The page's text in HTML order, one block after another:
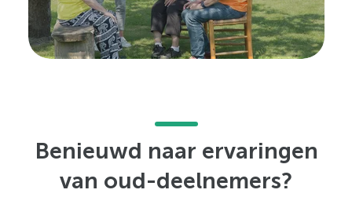
Benieuwd naar ervaringen
van oud-deelnemers?